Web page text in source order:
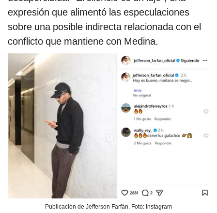
expresión que alimentó las especulaciones
sobre una posible indirecta relacionada con el
conflicto que mantiene con Medina.
Publicación de Jefferson Farfán. Foto: Instagram